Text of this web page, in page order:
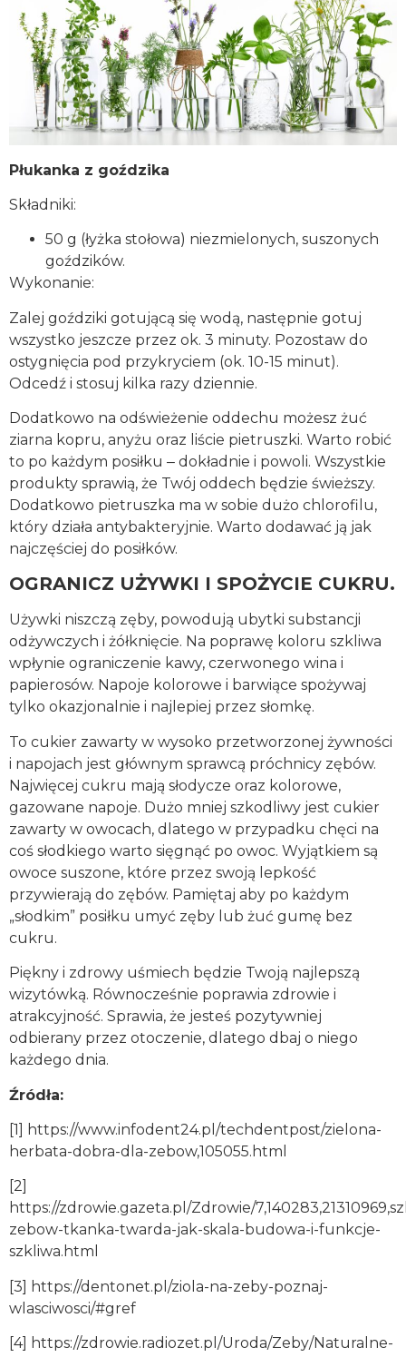
Płukanka z goździka
Składniki:
50 g (łyżka stołowa) niezmielonych, suszonych
goździków.
Wykonanie:
Zalej goździki gotującą się wodą, następnie gotuj
wszystko jeszcze przez ok. 3 minuty. Pozostaw do
ostygnięcia pod przykryciem (ok. 10-15 minut).
Odcedź i stosuj kilka razy dziennie.
Dodatkowo na odświeżenie oddechu możesz żuć
ziarna kopru, anyżu oraz liście pietruszki. Warto robić
to po każdym posiłku ‒ dokładnie i powoli. Wszystkie
produkty sprawią, że Twój oddech będzie świeższy.
Dodatkowo pietruszka ma w sobie dużo chlorofilu,
który działa antybakteryjnie. Warto dodawać ją jak
najczęściej do posiłków.
OGRANICZ UŻYWKI I SPOŻYCIE CUKRU.
Używki niszczą zęby, powodują ubytki substancji
odżywczych i żółknięcie. Na poprawę koloru szkliwa
wpłynie ograniczenie kawy, czerwonego wina i
papierosów. Napoje kolorowe i barwiące spożywaj
tylko okazjonalnie i najlepiej przez słomkę.
To cukier zawarty w wysoko przetworzonej żywności
i napojach jest głównym sprawcą próchnicy zębów.
Najwięcej cukru mają słodycze oraz kolorowe,
gazowane napoje. Dużo mniej szkodliwy jest cukier
zawarty w owocach, dlatego w przypadku chęci na
coś słodkiego warto sięgnąć po owoc. Wyjątkiem są
owoce suszone, które przez swoją lepkość
przywierają do zębów. Pamiętaj aby po każdym
„słodkim” posiłku umyć zęby lub żuć gumę bez
cukru.
Piękny i zdrowy uśmiech będzie Twoją najlepszą
wizytówką. Równocześnie poprawia zdrowie i
atrakcyjność. Sprawia, że jesteś pozytywniej
odbierany przez otoczenie, dlatego dbaj o niego
każdego dnia.
Źródła:
[1] https://www.infodent24.pl/techdentpost/zielona-
herbata-dobra-dla-zebow,105055.html
[2]
https://zdrowie.gazeta.pl/Zdrowie/
zebow-tkanka-twarda-jak-skala-budowa-i-funkcje-
szkliwa.html
[3] https://dentonet.pl/ziola-na-zeby-poznaj-
wlasciwosci/#gref
[4] https://zdrowie.radiozet.pl/Uroda/Zeby/Naturalne-